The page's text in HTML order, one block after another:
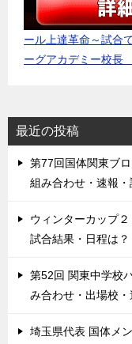
ール上達革命～試合
ーグアカデミー校
最近の投稿
第77回国体関東ブ
組み合わせ・速報・
ウィンターカップ
試合結果・日程は？
第52回 関東中学校
み合わせ・出場校
埼玉県代表 国体メ